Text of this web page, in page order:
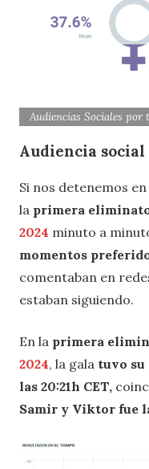
Audiencias Sociales
Audiencia
Si nos detenemos
la primera
2024 minuto a
momentos
comentaban en
estaban siguiendo.
En la primera
2024, la gala tuvo
las 20:21h CET,
Samir y Viktor fue